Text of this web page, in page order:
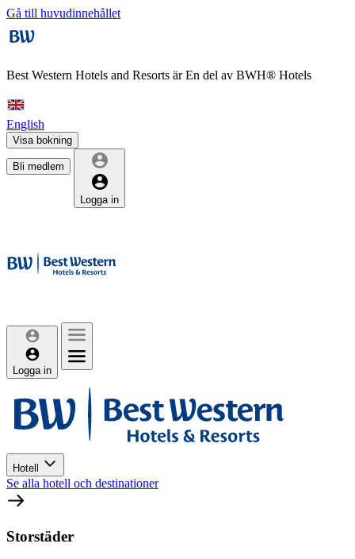
Gå till huvudinnehållet
Best Western Hotels and Resorts ärEn del av BWH® Hotels
English
Visa bokning
Bli medlem
Logga in
Logga in
Hotell
Se alla hotell och destinationer
Storstäder